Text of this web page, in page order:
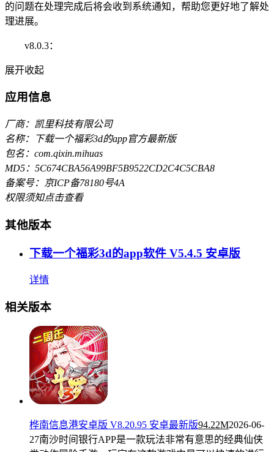
的问题在处理完成后将会收到系统通知，帮助您更好地了解处
理进展。
v8.0.3：
展开收起
应用信息
厂商：凯里科技有限公司
名称：下载一个福彩3d的app官方最新版
包名：com.qixin.mihuas
MD5：5C674CBA56A99BF5B9522CD2C4C5CBA8
备案号：京ICP备78180号4A
权限须知点击查看
其他版本
下载一个福彩3d的app软件 V5.4.5 安卓版
详情
相关版本
桦南信息港安卓版 V8.20.95 安卓最新版94.22M2026-06-
27南沙时间银行APP是一款玩法非常有意思的经典仙侠